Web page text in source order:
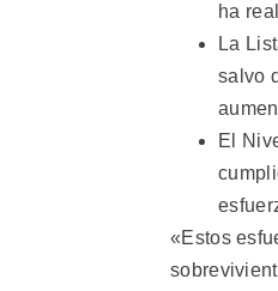
ha
La
salvo
El
«Estos